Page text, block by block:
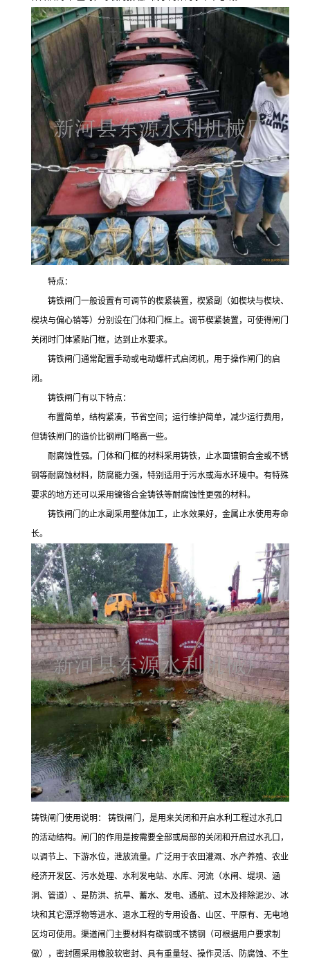
特点：
铸铁闸门一般设置有可调节的楔紧装置，楔紧副（如楔块与楔块、
楔块与偏心销等）分别设在门体和门框上。调节楔紧装置，可使得闸门
关闭时门体紧贴门框，达到止水要求。
铸铁闸门通常配置手动或电动螺杆式启闭机，用于操作闸门的启
闭。
铸铁闸门有以下特点：
布置简单，结构紧凑，节省空间；运行维护简单，减少运行费用，
但铸铁闸门的造价比钢闸门略高一些。
耐腐蚀性强。门体和门框的材料采用铸铁，止水面镶铜合金或不锈
钢等耐腐蚀材料，防腐能力强，特别适用于污水或海水环境中。有特殊
要求的地方还可以采用镍铬合金铸铁等耐腐蚀性更强的材料。
铸铁闸门的止水副采用整体加工，止水效果好，金属止水使用寿命
长。
铸铁闸门使用说明： 铸铁闸门，是用来关闭和开启水利工程过水孔口
的活动结构。闸门的作用是按需要全部或局部的关闭和开启过水孔口，
以调节上、下游水位，泄放流量。广泛用于农田灌溉、水产养殖、农业
经济开发区、污水处理、水利发电站、水库、河流（水闸、堤坝、涵
洞、管道）、是防洪、抗旱、蓄水、发电、通航、过木及排除泥沙、冰
块和其它漂浮物等进水、退水工程的专用设备、山区、平原有、无电地
区均可使用。渠道闸门主要材料有碳钢或不锈钢（可根据用户要求制
做），密封圈采用橡胶软密封、具有重量轻、操作灵活、防腐蚀、不生